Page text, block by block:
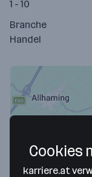
1 - 10
Branche
Handel
Cookies
karriere.at